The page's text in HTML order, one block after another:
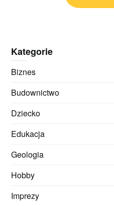
Kategorie
Biznes
Budownictwo
Dziecko
Edukacja
Geologia
Hobby
Imprezy